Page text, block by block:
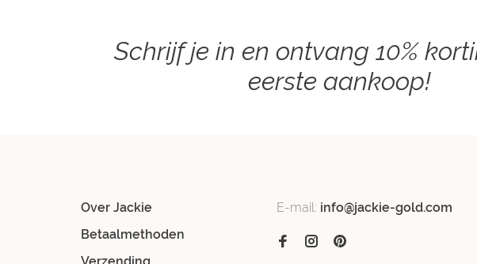
Schrijf je in en ontvang 10%
eerste aankoop!
Over Jackie
Betaalmethoden
E-mail: info@jackie-gold.com